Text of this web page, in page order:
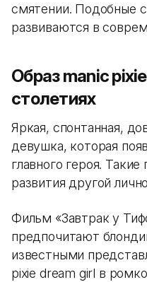
смятении. Подобные
развиваются в
Образ manic
столетиях
Яркая, спонтанная,
девушка, которая
главного героя.
развития другой
Фильм «Завтрак у
предпочитают
известными
pixie dream girl в